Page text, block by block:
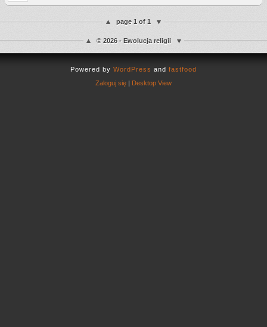
page 1 of 1
© 2026 - Ewolucja religii
Powered by WordPress and fastfood
Zaloguj się | Desktop View